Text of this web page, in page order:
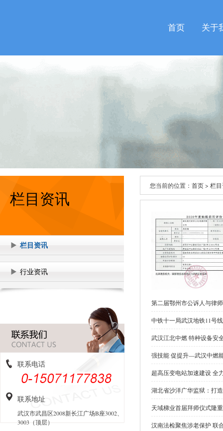
首页 关于
栏目资讯
栏目资讯
行业资讯
联系电话
联系地址
武汉市武昌区2008新长江广场B座3002、
3003（顶层）
您当前的位置： 首页> 栏
第二届鄂州市公诉人与律
中铁十一局武汉地铁11号
武汉江北中燃 特种设备安
强技能 促提升—武汉中燃
超高压变电站加速建设 全
湖北省沙洋广华监狱：打
天域梯业首届拜师仪式隆
汉南法检聚焦涉老保护 联